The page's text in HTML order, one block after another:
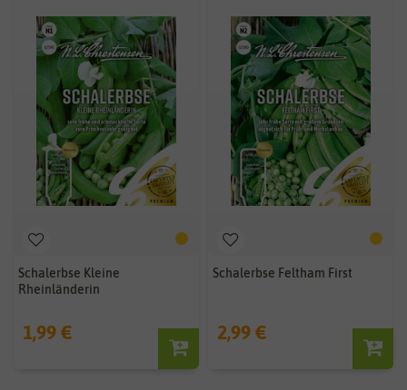
Schalerbse Kleine
Rheinländerin
1,99 €
Schalerbse Feltham First
2,99 €